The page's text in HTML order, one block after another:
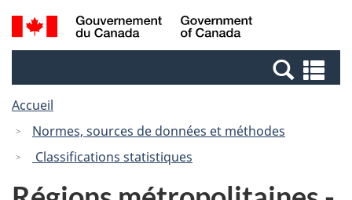
Passer
au
Passer
à
Canada
Recherche
et
et
Accueil
Normes, sources de données et méthodes
Classifications statistiques